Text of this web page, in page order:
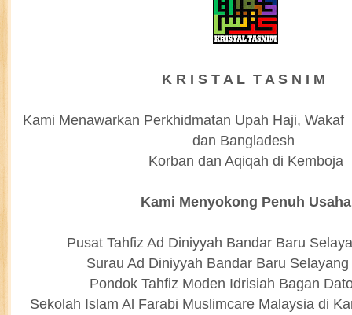
K R I S T A L T A S N I M
Kami Menawarkan Perkhidmatan Upah Haji, Wakaf
dan Bangladesh
Korban dan Aqiqah di Kemboja
Kami Menyokong Penuh Usaha
Pusat Tahfiz Ad Diniyyah Bandar Baru
Surau Ad Diniyyah Bandar Baru
Pondok Tahfiz Moden Idrisiah Bagan
Sekolah Islam Al Farabi Muslimcare Malaysia di